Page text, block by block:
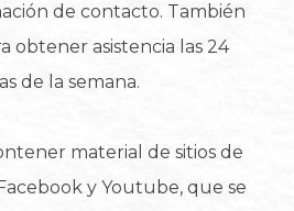
de contacto. También
obtener asistencia las 24
de la semana.
material de sitios de
y Youtube, que se